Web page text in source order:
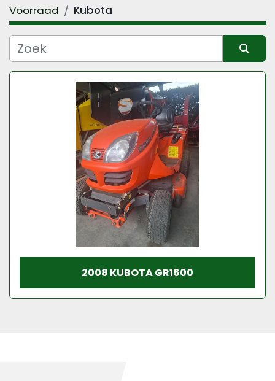
Categorie
Fabrikant
Voorraad Kubota
Sorteren op
2008 KUBOTA GR1600